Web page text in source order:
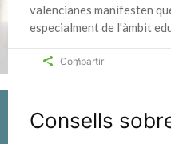
valencianes manifesten
especialment de l'àmbit
Compartir
Consells